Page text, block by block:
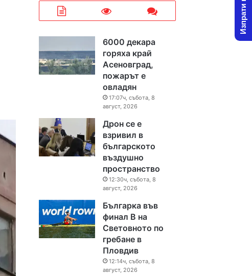
6000 декара
горяха край
Асеновград,
пожарът е
овладян
17:07ч, събота, 8
август, 2026
Дрон се е
взривил в
българското
въздушно
пространство
12:30ч, събота, 8
август, 2026
Българка във
финал B на
Световното по
гребане в
Пловдив
12:14ч, събота, 8
август, 2026